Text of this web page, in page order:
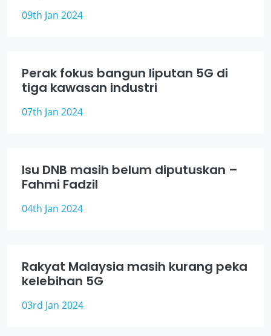
09th Jan 2024
Perak fokus bangun liputan 5G di
tiga kawasan industri
07th Jan 2024
Isu DNB masih belum diputuskan –
Fahmi Fadzil
04th Jan 2024
Rakyat Malaysia masih kurang peka
kelebihan 5G
03rd Jan 2024